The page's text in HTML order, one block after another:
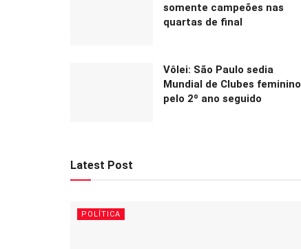
somente campeões nas
quartas de final
Vôlei: São Paulo sedia
Mundial de Clubes feminino
pelo 2º ano seguido
Latest Post
POLÍTICA